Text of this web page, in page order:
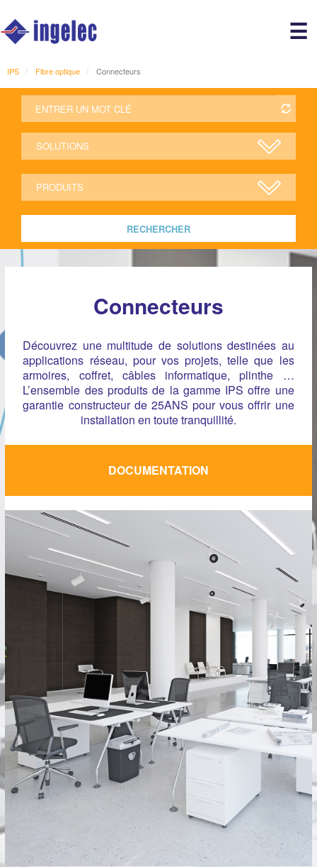
☰
IPS Fibre optique Connecteurs
RECHERCHER
Connecteurs
Découvrez une multitude de solutions destinées au
applications réseau, pour vos projets, telle que les
armoires, coffret, câbles informatique, plinthe …
L’ensemble des produits de la gamme IPS offre une
garantie constructeur de 25ANS pour vous offrir une
installation en toute tranquillité.
DOCUMENTATION